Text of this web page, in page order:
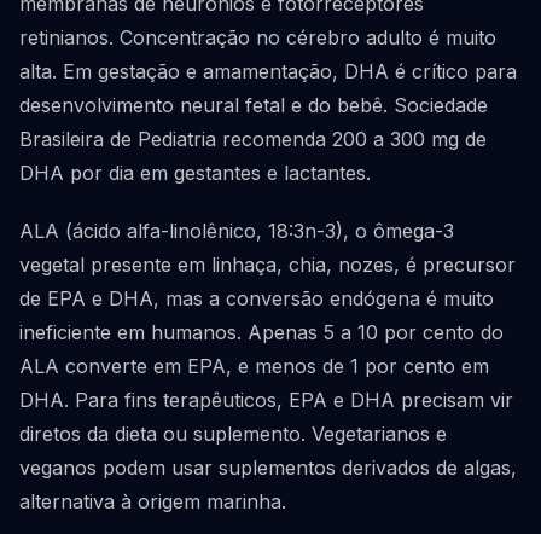
retinianos. Concentração no cérebro adulto é muito
alta. Em gestação e amamentação, DHA é crítico para
desenvolvimento neural fetal e do bebê. Sociedade
Brasileira de Pediatria recomenda 200 a 300 mg de
DHA por dia em gestantes e lactantes.
ALA (ácido alfa-linolênico, 18:3n-3), o ômega-3
vegetal presente em linhaça, chia, nozes, é precursor
de EPA e DHA, mas a conversão endógena é muito
ineficiente em humanos. Apenas 5 a 10 por cento do
ALA converte em EPA, e menos de 1 por cento em
DHA. Para fins terapêuticos, EPA e DHA precisam vir
diretos da dieta ou suplemento. Vegetarianos e
veganos podem usar suplementos derivados de algas,
alternativa à origem marinha.